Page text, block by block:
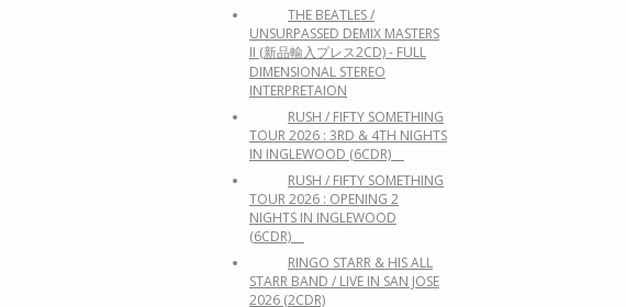
THE BEATLES /
UNSURPASSED DEMIX MASTERS
II (新品輸入プレス2CD) - FULL
DIMENSIONAL STEREO
INTERPRETAION
RUSH / FIFTY SOMETHING
TOUR 2026 : 3RD & 4TH NIGHTS
IN INGLEWOOD (6CDR)
RUSH / FIFTY SOMETHING
TOUR 2026 : OPENING 2
NIGHTS IN INGLEWOOD
(6CDR)
RINGO STARR & HIS ALL
STARR BAND / LIVE IN SAN JOSE
2026 (2CDR)